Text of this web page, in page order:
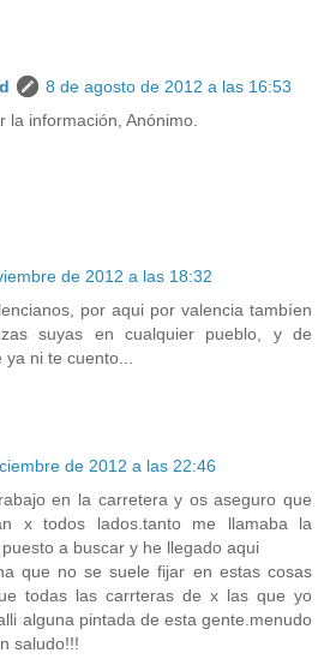
8 de agosto de 2012 a las 16:53
la información, Anónimo.
de 2012 a las 18:32
por aqui por valencia tambíen
suyas en cualquier pueblo, y de
ni te cuento...
de 2012 a las 22:46
en la carretera y os aseguro que
x todos lados.tanto me llamaba la
a buscar y he llegado aqui
que no se suele fijar en estas cosas
todas las carrteras de x las que yo
alguna pintada de esta gente.menudo
saludo!!!